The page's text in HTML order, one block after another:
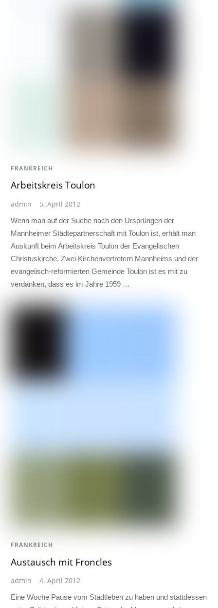
FRANKREICH
Arbeitskreis Toulon
admin 5. April 2012
Wenn man auf der Suche nach den Ursprüngen der
Mannheimer Städtepartnerschaft mit Toulon ist, erhält man
Auskunft beim Arbeitskreis Toulon der Evangelischen
Christuskirche. Zwei Kirchenvertretern Mannheims und der
evangelisch-reformierten Gemeinde Toulon ist es mit zu
verdanken, dass es im Jahre 1959 …
FRANKREICH
Austausch mit Froncles
admin 4. April 2012
Eine Woche Pause vom Stadtleben zu haben und stattdessen